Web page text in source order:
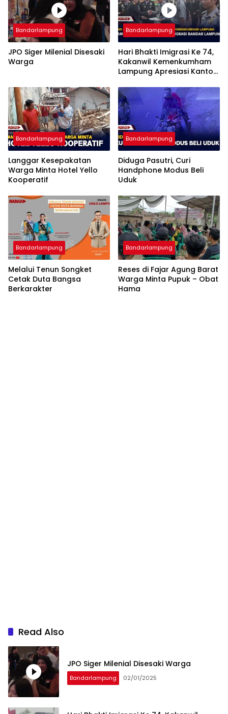
Bandarlampung
JPO Siger Milenial Disesaki
Warga
Bandarlampung
Hari Bhakti Imigrasi Ke 74,
Kakanwil Kemenkumham
Lampung Apresiasi Kantor
Bandarlampung
Langgar Kesepakatan
Warga Minta Hotel Yello
Kooperatif
Bandarlampung
Diduga Pasutri, Curi
Handphone Modus Beli
Uduk
Bandarlampung
Melalui Tenun Songket
Cetak Duta Bangsa
Berkarakter
Bandarlampung
Reses di Fajar Agung Barat
Warga Minta Pupuk – Obat
Hama
Read Also
JPO Siger Milenial Disesaki Warga
Bandarlampung 02/01/2025